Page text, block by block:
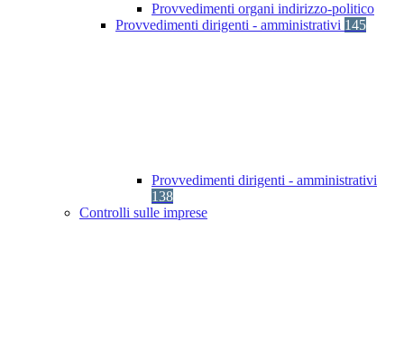
Provvedimenti organi indirizzo-politico
Provvedimenti dirigenti - amministrativi 145
Provvedimenti dirigenti - amministrativi
138
Controlli sulle imprese